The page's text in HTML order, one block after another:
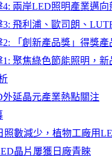
兩岸LED照明產業邁向
飛利浦、歐司朗、
「創新產品獎」得獎產
聚焦綠色節能照明，
外延晶元產業熱點關注
照數減少，植物工廠用
晶片屢獲日廠青睞